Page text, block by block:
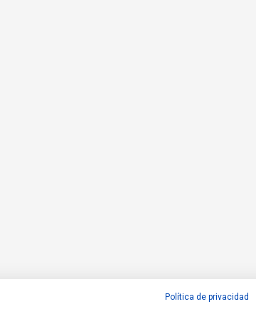
Política de privacidad